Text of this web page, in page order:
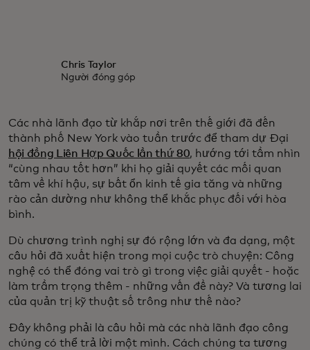
Chris Taylor
Người đóng góp
Các nhà lãnh đạo từ khắp nơi trên thế giới đã đến
thành phố New York vào tuần trước để tham dự Đại
hội đồng Liên Hợp Quốc lần thứ 80, hướng tới tầm nhìn
“cùng nhau tốt hơn” khi họ giải quyết các mối quan
tâm về khí hậu, sự bất ổn kinh tế gia tăng và những
rào cản dường như không thể khắc phục đối với hòa
bình.
Dù chương trình nghị sự đó rộng lớn và đa dạng, một
câu hỏi đã xuất hiện trong mọi cuộc trò chuyện: Công
nghệ có thể đóng vai trò gì trong việc giải quyết - hoặc
làm trầm trọng thêm - những vấn đề này? Và tương lai
của quản trị kỹ thuật số trông như thế nào?
Đây không phải là câu hỏi mà các nhà lãnh đạo công
chúng có thể trả lời một mình. Cách chúng ta tương